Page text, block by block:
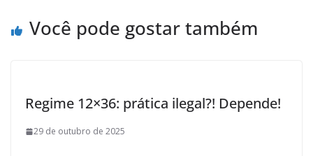
k
Você pode gostar também
Regime 12×36: prática ilegal?! Depende!
29 de outubro de 2025